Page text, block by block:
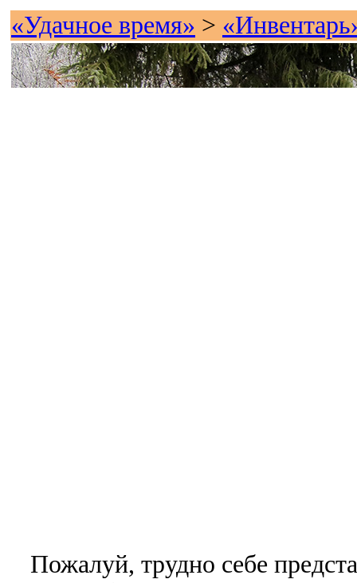
«Удачное время» >
Пожалуй, трудно себе